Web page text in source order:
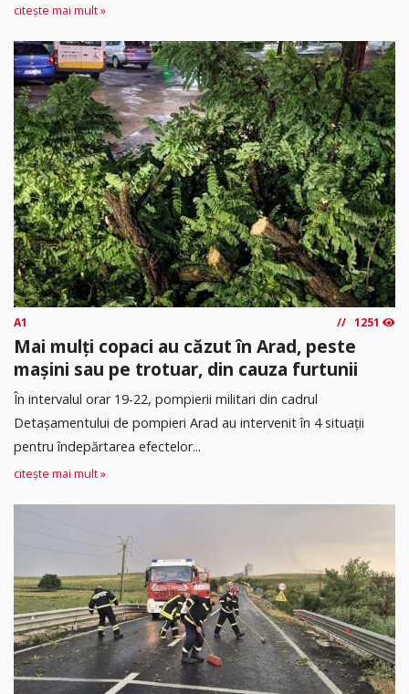
citește mai mult »
A1 1251
Mai mulți copaci au căzut în Arad, peste
mașini sau pe trotuar, din cauza furtunii
În intervalul orar 19-22, pompierii militari din cadrul
Detașamentului de pompieri Arad au intervenit în 4 situații
pentru îndepărtarea efectelor...
citește mai mult »